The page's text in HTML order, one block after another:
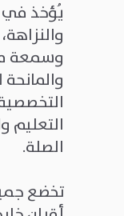
يُؤخذ في
وسمعة
التعليم
الصلة.
تخضع